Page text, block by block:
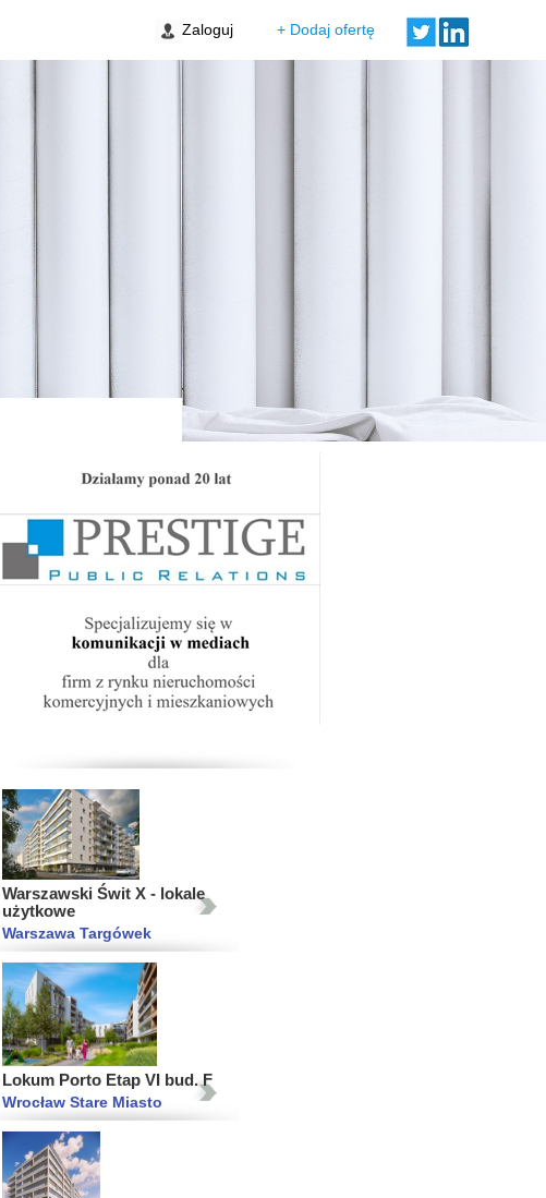
+ Dodaj ofertę
Zaloguj
2016 2015 2014 2013
użytkowe
Gdańsk Ujeścisko-Łostowice
Warszawski Świt XI Bud. E2
Warszawa Targówek
Warszawski Świt X - lokale
użytkowe
Warszawa Targówek
Lokum Porto Etap VI bud. F
Wrocław Stare Miasto